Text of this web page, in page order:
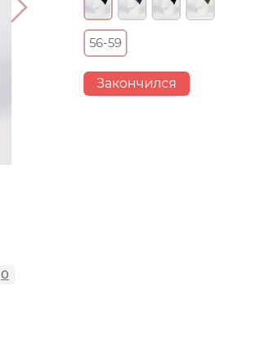
0
56-59
Закончился